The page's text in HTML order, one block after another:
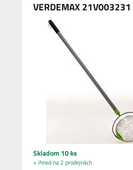
VERDEMAX 21V003231
Skladom 10 ks
+ ihned na 2 prodejnách